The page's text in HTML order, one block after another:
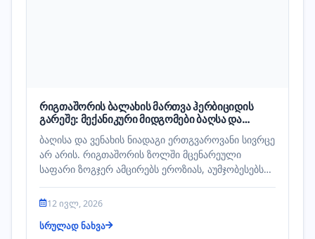
რიგთაშორის ბალახის მართვა ჰერბიციდის
გარეშე: მექანიკური მიდგომები ბაღსა და
ბაღისა და ვენახის ნიადაგი ერთგვაროვანი სივრცე
არ არის. რიგთაშორის ზოლში მცენარეული
საფარი ზოგჯერ ამცირებს ეროზიას, აუმჯობესებს
12 ივლ, 2026
სრულად ნახვა